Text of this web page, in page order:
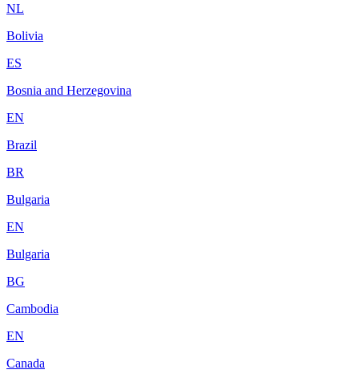
NL
Bolivia
ES
Bosnia and Herzegovina
EN
Brazil
BR
Bulgaria
EN
Bulgaria
BG
Cambodia
EN
Canada